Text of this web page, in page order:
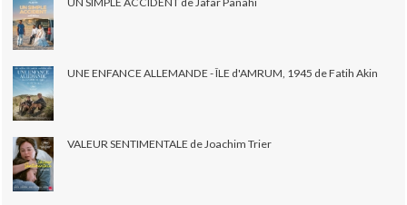
UNE ENFANCE ALLEMANDE - ÎLE d'AMRUM, 1945 de Fatih Akin
VALEUR SENTIMENTALE de Joachim Trier